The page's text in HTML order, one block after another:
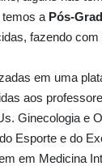
a Pós-
fazendo
em uma
aos
Ginecologia e
Esporte e do
em Medicina